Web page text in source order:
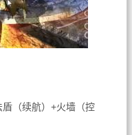
（续航）+火墙（控